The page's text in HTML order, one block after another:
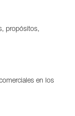
propósitos,
en los